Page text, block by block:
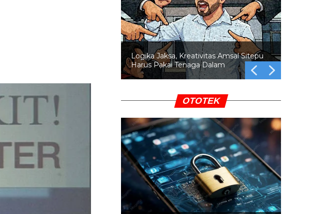
Swafoto di Lokasi Bencana: Empati
atau Pamer?
OTOTEK